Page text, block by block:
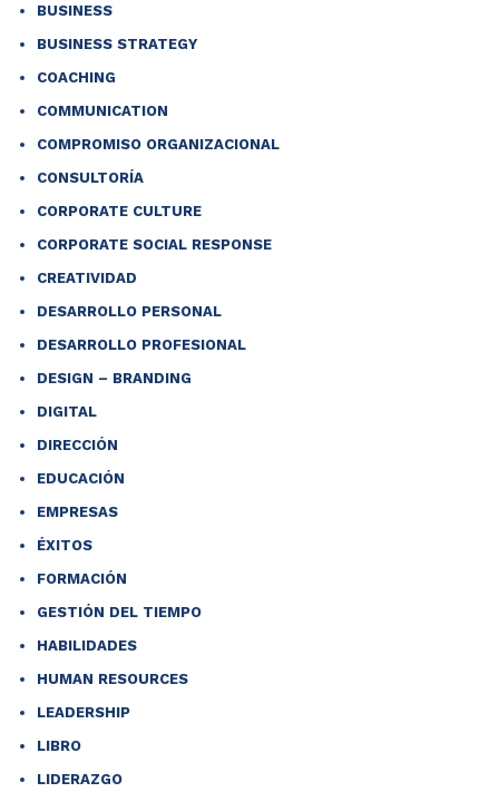
BUSINESS
BUSINESS STRATEGY
COACHING
COMMUNICATION
COMPROMISO ORGANIZACIONAL
CONSULTORÍA
CORPORATE CULTURE
CORPORATE SOCIAL RESPONSE
CREATIVIDAD
DESARROLLO PERSONAL
DESARROLLO PROFESIONAL
DESIGN – BRANDING
DIGITAL
DIRECCIÓN
EDUCACIÓN
EMPRESAS
ÉXITOS
FORMACIÓN
GESTIÓN DEL TIEMPO
HABILIDADES
HUMAN RESOURCES
LEADERSHIP
LIBRO
LIDERAZGO